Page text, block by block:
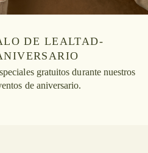
DE LEALTAD-
gratuitos durante nuestros
de aniversario.